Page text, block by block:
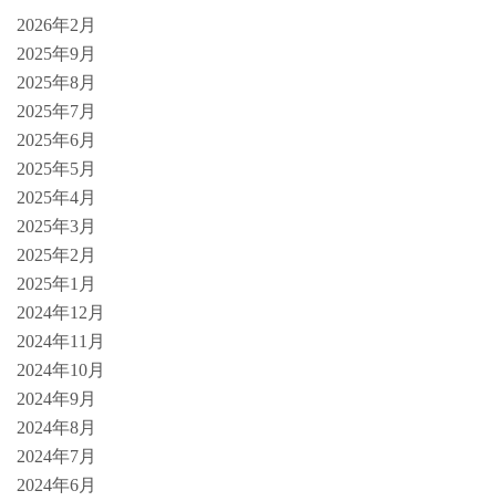
2026年2月
2025年9月
2025年8月
2025年7月
2025年6月
2025年5月
2025年4月
2025年3月
2025年2月
2025年1月
2024年12月
2024年11月
2024年10月
2024年9月
2024年8月
2024年7月
2024年6月